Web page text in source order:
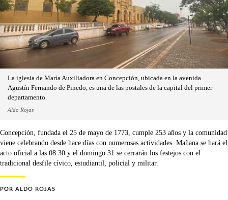
La iglesia de María Auxiliadora en Concepción, ubicada en la avenida
Agustín Fernando de Pinedo, es una de las postales de la capital del primer
departamento.
Aldo Rojas
Concepción, fundada el 25 de mayo de 1773, cumple 253 años y la comunidad
viene celebrando desde hace días con numerosas actividades. Mañana se hará el
acto oficial a las 08:30 y el domingo 31 se cerrarán los festejos con el
tradicional desfile cívico, estudiantil, policial y militar.
POR ALDO ROJAS